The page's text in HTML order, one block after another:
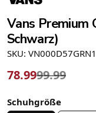
Vans Premium
Schwarz)
SKU: VN000D57GRN1
78.9999.99
Schuhgröße